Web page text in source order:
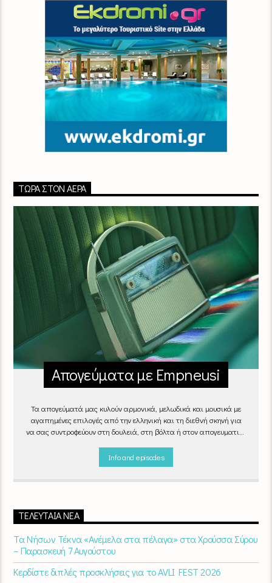
ΤΏΡΑ ΣΤΟΝ ΑΈΡΑ
Απογεύματα με Empneusi
Τα απογεύματά μας κυλούν αρμονικά, μελωδικά και μουσικά με
αγαπημένες επιλογές από την ελληνική και τη διεθνή σκηνή για
να σας συντροφεύουν στη δουλειά, στη βόλτα ή στον απογευματινό
με Empneusi", Καθημερινά & Σαββατοκύριακα 17:00 – 20:00.
Info and episodes
ΤΕΛΕΥΤΑΊΑ ΝΈΑ
Τα Νήσων Τέκνα «Ανέμελα στα πέλαγα» στα Χρούσσα Σύρου
– Παρασκευή 7 Αυγούστου
Κερδίστε διπλές προσκλήσεις για το AVLI FEST 2026